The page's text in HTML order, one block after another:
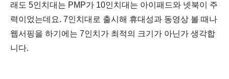
래도 5인치대는 PMP가 10인치대는 아이패드와 넷북이 주
력이었는데요. 7인치대로 출시해 휴대성과 동영상 볼 때나
웹서핑을 하기에는 7인치가 최적의 크기가 아닌가 생각합
니다.